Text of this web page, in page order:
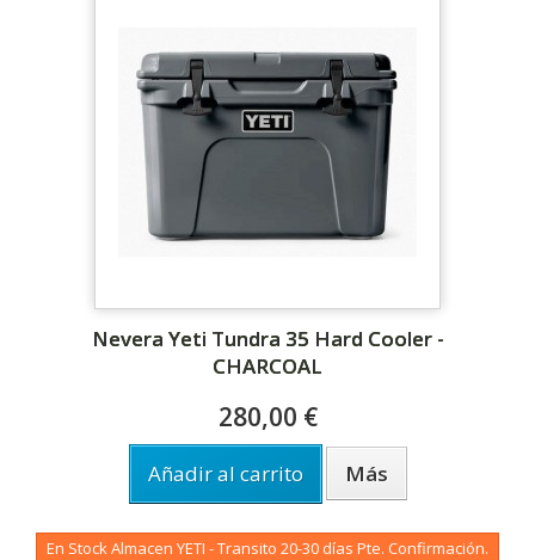
Nevera Yeti Tundra 35 Hard Cooler -
CHARCOAL
280,00 €
Añadir al carrito Más
En Stock Almacen YETI - Transito 20-30 días Pte. Confirmación.